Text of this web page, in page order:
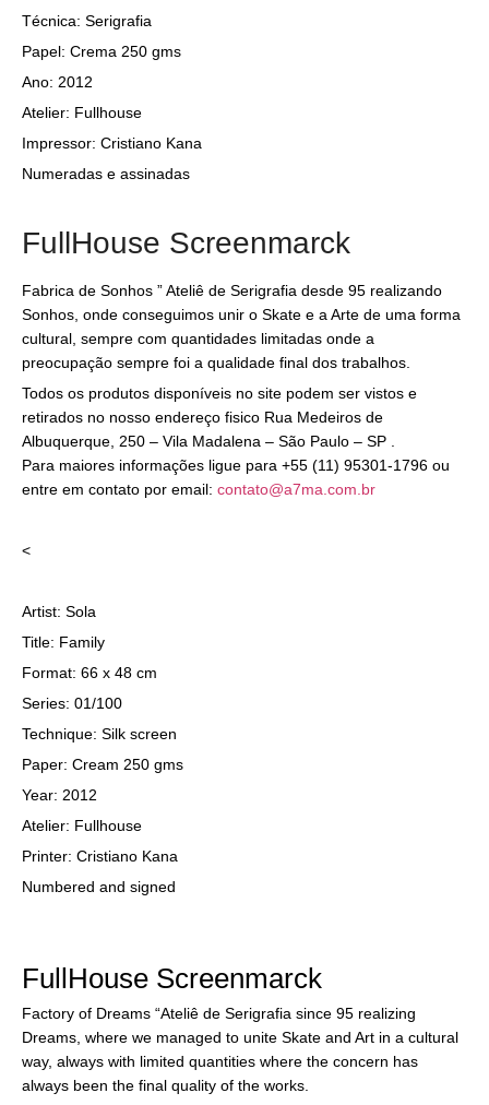
Técnica: Serigrafia
Papel: Crema 250 gms
Ano: 2012
Atelier: Fullhouse
Impressor: Cristiano Kana
Numeradas e assinadas
FullHouse Screenmarck
Fabrica de Sonhos ” Ateliê de Serigrafia desde 95 realizando
Sonhos, onde conseguimos unir o Skate e a Arte de uma forma
cultural, sempre com quantidades limitadas onde a
preocupação sempre foi a qualidade final dos trabalhos.
Todos os produtos disponíveis no site podem ser vistos e
retirados no nosso endereço fisico Rua Medeiros de
Albuquerque, 250 – Vila Madalena – São Paulo – SP .
Para maiores informações ligue para +55 (11) 95301-1796 ou
entre em contato por email: contato@a7ma.com.br
<
Artist: Sola
Title: Family
Format: 66 x 48 cm
Series: 01/100
Technique: Silk screen
Paper: Cream 250 gms
Year: 2012
Atelier: Fullhouse
Printer: Cristiano Kana
Numbered and signed
FullHouse Screenmarck
Factory of Dreams “Ateliê de Serigrafia since 95 realizing
Dreams, where we managed to unite Skate and Art in a cultural
way, always with limited quantities where the concern has
always been the final quality of the works.